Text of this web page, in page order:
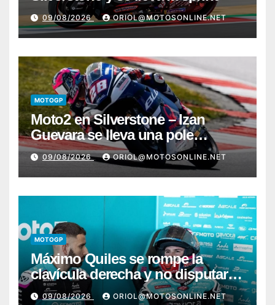
09/08/2026 ORIOL@MOTOSONLINE.NET
MOTOGP
Moto2 en Silverstone – Izan
Guevara se lleva una pole
incontestable; González, 4º
09/08/2026 ORIOL@MOTOSONLINE.NET
MOTOGP
Máximo Quiles se rompe la
clavícula derecha y no disputará
la carrera de Silverstone
09/08/2026 ORIOL@MOTOSONLINE.NET